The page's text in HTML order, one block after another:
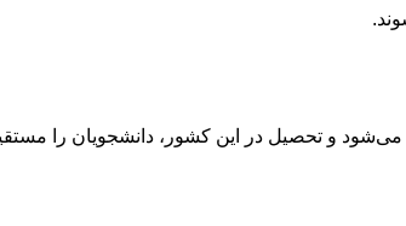
می‌شود و تحصیل در این کشور، دانشجویان را